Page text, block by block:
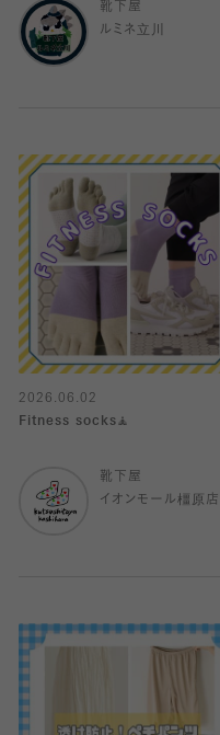
靴下屋
ルミネ立川
2026.06.02
Fitness socks🧘
靴下屋
イオンモール橿原店